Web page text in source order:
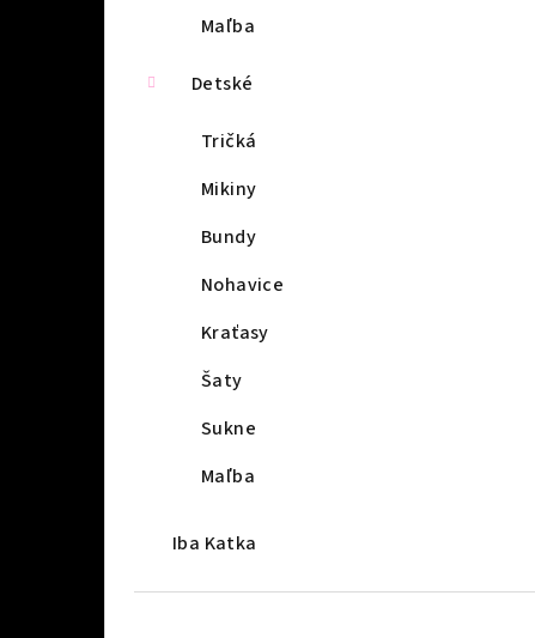
Maľba
Detské
Tričká
Mikiny
Bundy
Nohavice
Kraťasy
Šaty
Sukne
Maľba
Iba Katka